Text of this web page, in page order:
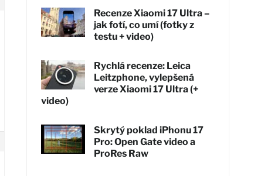
Recenze Xiaomi 17 Ultra –
jak fotí, co umí (fotky z
testu + video)
Rychlá recenze: Leica
Leitzphone, vylepšená
verze Xiaomi 17 Ultra (+
video)
Skrytý poklad iPhonu 17
Pro: Open Gate video a
ProRes Raw